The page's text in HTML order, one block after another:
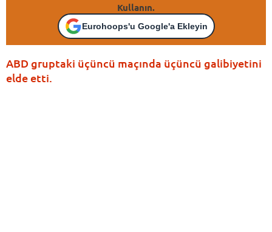
Kullanın.
Eurohoops'u Google'a Ekleyin
ABD gruptaki üçüncü maçında üçüncü galibiyetini
elde etti.